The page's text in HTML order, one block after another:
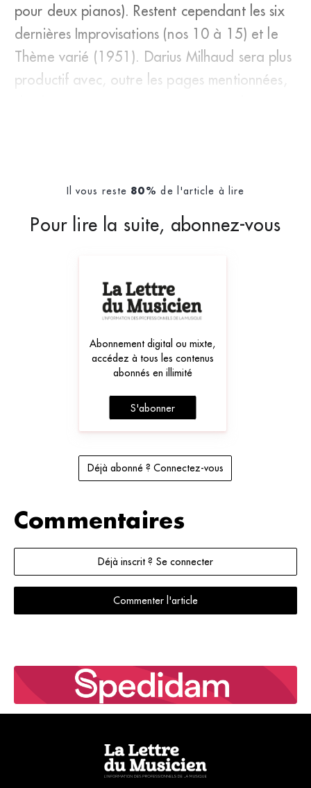
pour deux pianos). Restent cependant les six
dernières Improvisations (nos 10 à 15) et le
Thème varié (1951). Darius Milhaud sera plus
productif avec, outre les pages mentionnées,
Il vous reste 80% de l'article à lire
Pour lire la suite, abonnez-vous
Abonnement digital ou mixte,
accédez à tous les contenus
abonnés en illimité
S'abonner
Déjà abonné ? Connectez-vous
Commentaires
Déjà inscrit ? Se connecter
Commenter l'article